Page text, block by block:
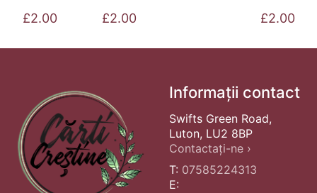
£2.00 £2.00 £2.00
Informații contact
Swifts Green Road,
Luton, LU2 8BP
Contactați-ne ›
T: 07585224313
E: